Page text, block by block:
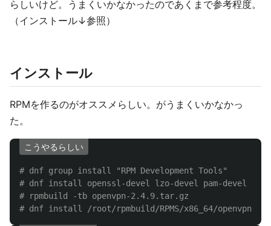
らしいけど。うまくいかなかったのであくまで参考程度。
（インストール↓参照）
インストール
RPMを作るのがオススメらしい。がうまくいかなかっ
た。
こうやるらしい
# dnf group install "RPM Development Tools"
# dnf install openssl-devel lzo-devel pam-devel
# rpmbuild -tb openvpn-2.4.9.tar.gz
# dnf install /root/rpmbuild/RPMS/x86_64/openvpn-